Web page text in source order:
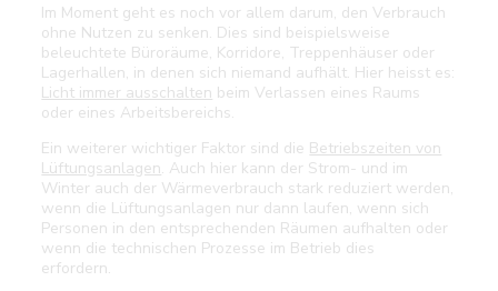
Im Moment geht es noch vor allem darum, den Verbrauch
ohne Nutzen zu senken. Dies sind beispielsweise
beleuchtete Büroräume, Korridore, Treppenhäuser oder
Lagerhallen, in denen sich niemand aufhält. Hier heisst es:
Licht immer ausschalten beim Verlassen eines Raums
oder eines Arbeitsbereichs.
Ein weiterer wichtiger Faktor sind die Betriebszeiten von
Lüftungsanlagen. Auch hier kann der Strom- und im
Winter auch der Wärmeverbrauch stark reduziert werden,
wenn die Lüftungsanlagen nur dann laufen, wenn sich
Personen in den entsprechenden Räumen aufhalten oder
wenn die technischen Prozesse im Betrieb dies
erfordern.